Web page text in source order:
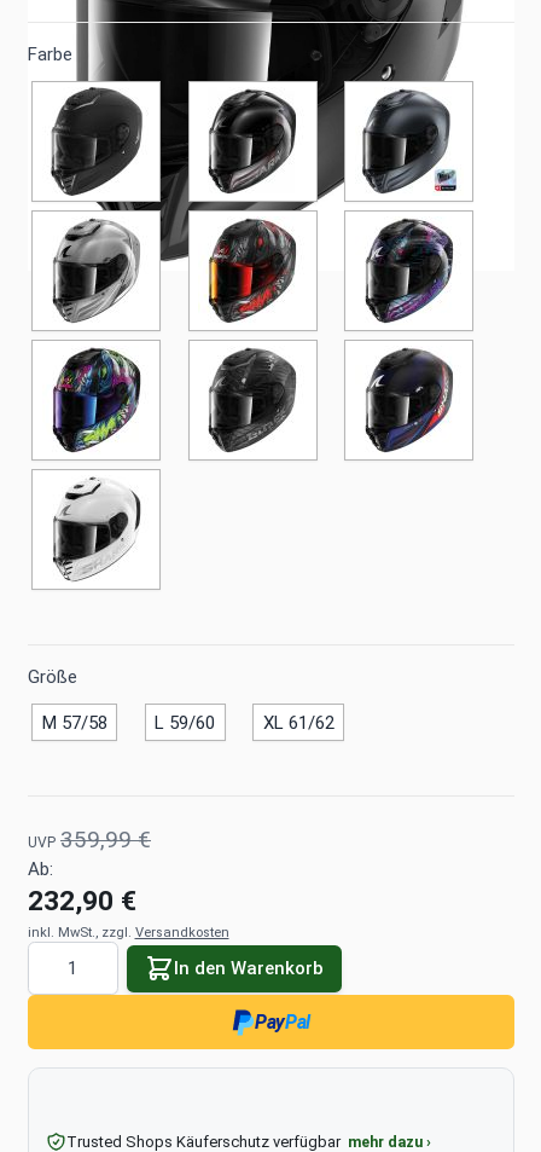
Farbe
Größe
M 57/58 L 59/60 XL 61/62
UVP 359,99 €
Ab:
232,90 €
inkl. MwSt., zzgl. Versandkosten
In den Warenkorb
PayPal
Trusted Shops Käuferschutz verfügbar mehr dazu ›